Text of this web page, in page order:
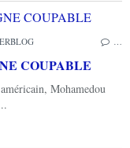
COUPABLE
Mohamedou